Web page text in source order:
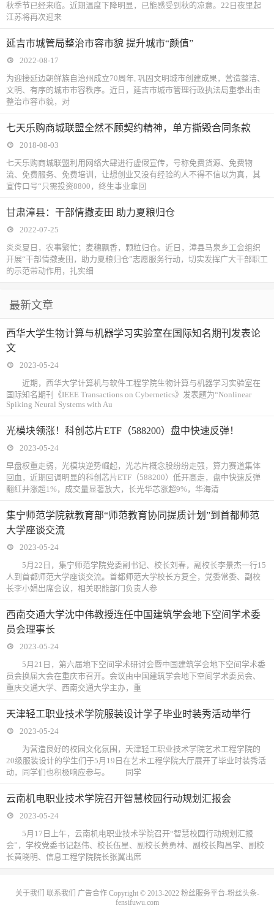
秋季节已经来临。近期温度下降明显，已能感受到秋的凉意。22日夜里起
江苏将再次迎来
延吉市城管局整治市容市貌 提升城市“颜值”
2022-08-17
为迎接延边朝鲜族自治州成立70周年, 巩固文明城市创建成果，营造整洁、
文明、有序的城市市容秩序。近日，延吉市城市管理行政执法局重拳出击
整治市容市貌，对
七天乐购商城联盟全然不顾契约精神，单方撕毁合同条款
2018-08-03
七天乐购商城联盟利用网络大肆进行虚假宣传，号称免费货源、免费物
流、免费服务、免费培训，让想创业又没有经验的人不得不信以为真，其
宣传口号“只需投资8800，终生事业拿回
甘肃漳县：干部情撒麦田 助力夏粮归仓
2022-07-25
炎炎夏日，农事繁忙；麦穗飘香，颗粒归仓。近日，漳县马泉乡工会组织
开展“干部情撒麦田，助力夏粮归仓”志愿服务行动，切实发挥广大干部职工
的示范带动作用，扎实细
最新文章
西华大学生物计算与机器学习实验室在国际知名期刊发表论
文
2023-05-24
近期，西华大学计算机与软件工程学院生物计算与机器学习实验室在
国际知名期刊《IEEE Transactions on Cybernetics》发表题为“Nonlinear
Spiking Neural Systems with Au
光模块领涨！科创芯片ETF（588200）盘中快速反弹！
2023-05-24
早盘权重走弱，光模块逆势崛起，光芯片概念股纷纷走强，算力赛道集体
回血，近期回调明显的科创芯片ETF（588200）低开高走，盘中快速反弹
翻红并涨超1%，成交量显著放大，长光华芯涨超9%，华海清
集宁师范学院就教育部“师范教育协同提质计划”到首都师范
大学座谈交流
2023-05-24
5月22日，集宁师范学院党委副书记、校长刘春，副校长李景杰一行15
人到首都师范大学座谈交流。首都师范大学校长方复全，党委常委、副校
长李小娟出席会议，相关职能部门负责人参
西南交通大学沈中伟教授连任中国建筑学会地下空间学术委
员会理事长
2023-05-24
5月21日，第六届地下空间学术研讨会暨中国建筑学会地下空间学术委
员会换届大会在重庆市召开。会议由中国建筑学会地下空间学术委员会、
重庆交通大学、西南交通大学主办，重
天津轻工职业技术学院服装设计学子毕业时装秀活动举行
2023-05-24
为营造良好的校园文化氛围，天津轻工职业技术学院艺术工程学院的
20级服装设计的学生们于5月19日在艺术工程学院大厅展开了毕业时装秀活
动，同学们也积极响应参与。 同学
云南机电职业技术学院召开智慧校园行动规划汇报会
2023-05-24
5月17日上午，云南机电职业技术学院召开“智慧校园行动规划汇报
会”，学校党委书记赵伟、校长伍星、副校长黄勇林、副校长陶昌学、副校
长黄晓明、信息工程学院院长张翼出席
关于我们 联系我们 广告合作 Copyright © 2013-2022 粉丝服务平台-粉丝头条-
fensifuwu.com